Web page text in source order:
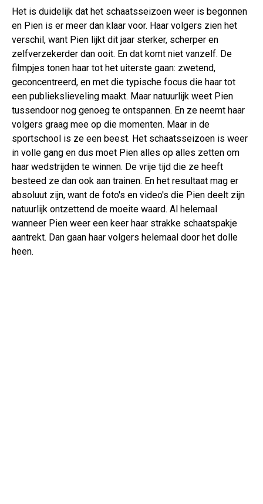
Het is duidelijk dat het schaatsseizoen weer is begonnen
en Pien is er meer dan klaar voor. Haar volgers zien het
verschil, want Pien lijkt dit jaar sterker, scherper en
zelfverzekerder dan ooit. En dat komt niet vanzelf. De
filmpjes tonen haar tot het uiterste gaan: zwetend,
geconcentreerd, en met die typische focus die haar tot
een publiekslieveling maakt. Maar natuurlijk weet Pien
tussendoor nog genoeg te ontspannen. En ze neemt haar
volgers graag mee op die momenten. Maar in de
sportschool is ze een beest. Het schaatsseizoen is weer
in volle gang en dus moet Pien alles op alles zetten om
haar wedstrijden te winnen. De vrije tijd die ze heeft
besteed ze dan ook aan trainen. En het resultaat mag er
absoluut zijn, want de foto's en video's die Pien deelt zijn
natuurlijk ontzettend de moeite waard. Al helemaal
wanneer Pien weer een keer haar strakke schaatspakje
aantrekt. Dan gaan haar volgers helemaal door het dolle
heen.